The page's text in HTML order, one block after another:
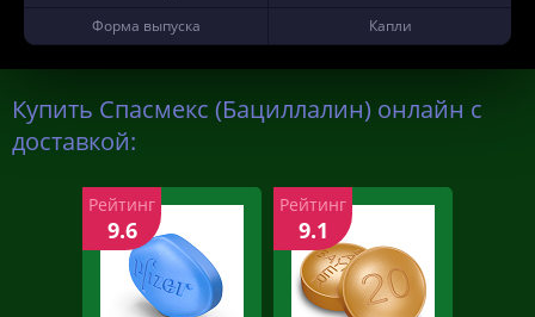
Форма выпуска
Капли
Купить Спасмекс (Бациллалин) онлайн с
доставкой:
Рейтинг
9.6
Рейтинг
9.1